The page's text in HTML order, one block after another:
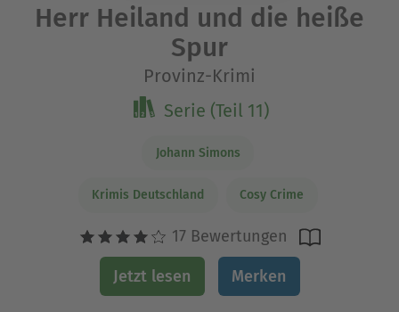
Herr Heiland und die heiße
Spur
Provinz-Krimi
Serie (Teil 11)
Johann Simons
Krimis Deutschland Cosy Crime
17 Bewertungen
Jetzt lesen Merken